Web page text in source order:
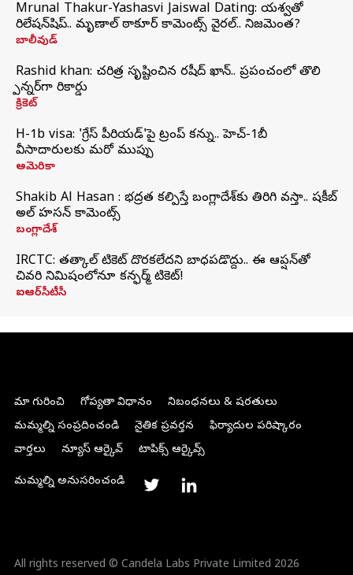
Mrunal Thakur-Yashasvi Jaiswal Dating: యశస్వితో
రిలేషన్‌షిప్.. మృణాల్ ఠాకూర్ కామెంట్స్ వైరల్.. నిజమెంత?
బాలీవుడ్
Rashid khan: చరిత్ర సృష్టించిన రషీద్ ఖాన్.. ప్రపంచంలో తొలి
స్పిన్నర్‌గా రికార్డు
క్రికెట్
H-1b visa: 'గ్రేస్‌ పీరియడ్‌'పై ట్రంప్‌ కన్ను.. హెచ్‌-1బీ
వీసాదారులకు మరో ముప్పు
అమెరికా
Shakib Al Hasan : భద్రత కల్పిస్తే బంగ్లాదేశ్‌కు తిరిగి వస్తా.. షకీబ్
అల్ హసన్ కామెంట్స్
బంగ్లాదేశ్
IRCTC: తత్కాల్ టికెట్ దొరకలేదని బాధపడొద్దు.. ఈ ఆప్షన్‌తో
చివరి నిమిషంలోనూ కన్ఫర్మ్ టికెట్!
ఐఆర్‌సీటీసీ
మా గురించి గోప్యతా విధానం
నిబంధనలు & షరతులు
మమ్మల్ని సంప్రదించండి
నైతిక ప్రవర్తన
ఫిర్యాదుల పరిష్కారం
వార్తలు
న్యూస్ ఆర్కైవ్ టాపిక్స్ ఆర్కైవ్స్
మమ్మల్ని అనుసరించండి
All rights reserved © Candela Labs Private Limited 2026